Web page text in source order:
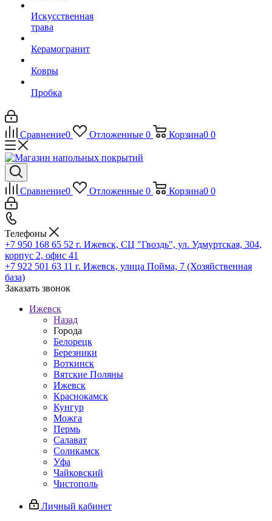
Искусственная
трава
Керамогранит
Ковры
Пробка
Сравнение0 Отложенные 0 Корзина0 0
Сравнение0 Отложенные 0 Корзина0 0
Телефоны
+7 950 168 65 52 г. Ижевск, СЦ "Гвоздь", ул. Удмуртская, 304,
корпус 2, офис 41
+7 922 501 63 11 г. Ижевск, улица Пойма, 7 (Хозяйственная
база)
Заказать звонок
Ижевск
Назад
Города
Белорецк
Березники
Воткинск
Вятские Поляны
Ижевск
Краснокамск
Кунгур
Можга
Пермь
Салават
Соликамск
Уфа
Чайковский
Чистополь
Личный кабинет